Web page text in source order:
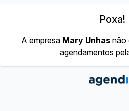
Poxa!
A empresa Mary Unhas não
agendamentos